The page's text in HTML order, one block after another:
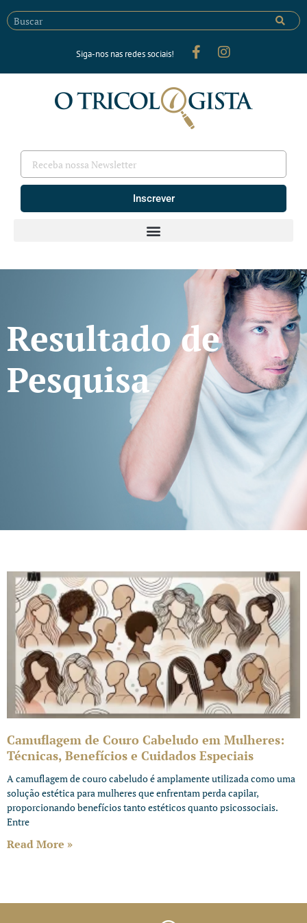
Siga-nos nas redes sociais!
Inscrever
Resultado de
Pesquisa
Camuflagem de Couro Cabeludo em Mulheres:
Técnicas, Benefícios e Cuidados Especiais
A camuflagem de couro cabeludo é amplamente utilizada como uma
solução estética para mulheres que enfrentam perda capilar,
proporcionando benefícios tanto estéticos quanto psicossociais.
Entre
Read More »